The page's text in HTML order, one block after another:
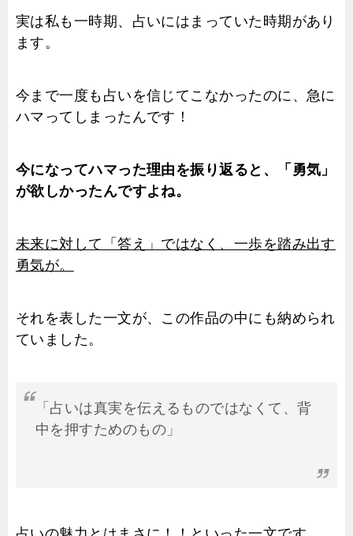
実は私も一時期、占いにはまっていた時期があり
ます。
今まで一度も占いを信じてこなかったのに、急に
ハマってしまったんです！
今になってハマった理由を振り返ると、「勇気」
が欲しかったんですよね。
未来に対して「答え」ではなく、一歩を踏み出す
勇気が。
それを表した一文が、この作品の中にも納められ
ていました。
「占いは真実を伝えるものではなくて、背
中を押すためのもの」